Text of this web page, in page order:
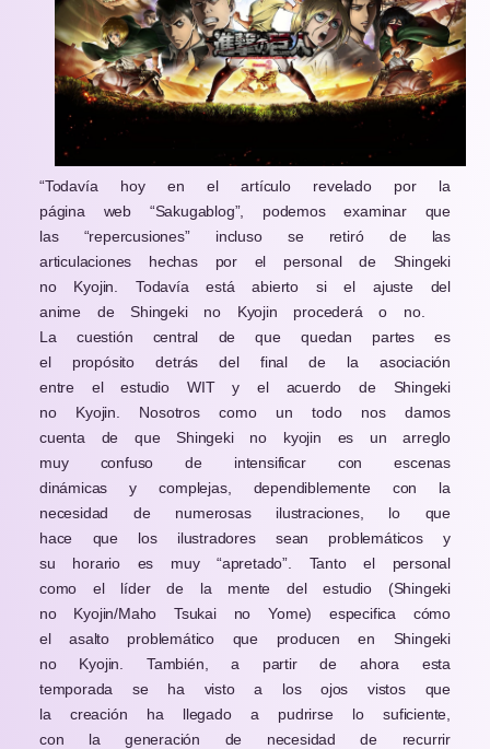
“Todavía hoy en el artículo revelado por la
página web “Sakugablog”, podemos examinar que
las “repercusiones” incluso se retiró de las
articulaciones hechas por el personal de Shingeki
no Kyojin. Todavía está abierto si el ajuste del
anime de Shingeki no Kyojin procederá o no.
La cuestión central de que quedan partes es
el propósito detrás del final de la asociación
entre el estudio WIT y el acuerdo de Shingeki
no Kyojin. Nosotros como un todo nos damos
cuenta de que Shingeki no kyojin es un arreglo
muy confuso de intensificar con escenas
dinámicas y complejas, dependiblemente con la
necesidad de numerosas ilustraciones, lo que
hace que los ilustradores sean problemáticos y
su horario es muy “apretado”. Tanto el personal
como el líder de la mente del estudio (Shingeki
no Kyojin/Maho Tsukai no Yome) especifica cómo
el asalto problemático que producen en Shingeki
no Kyojin. También, a partir de ahora esta
temporada se ha visto a los ojos vistos que
la creación ha llegado a pudrirse lo suficiente,
con la generación de necesidad de recurrir